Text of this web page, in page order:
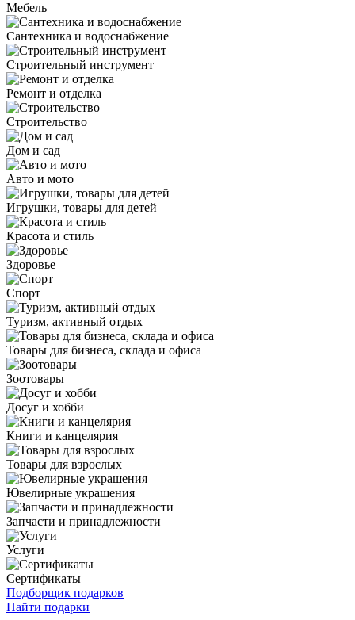
Мебель
Сантехника и водоснабжение
Строительный инструмент
Ремонт и отделка
Строительство
Дом и сад
Авто и мото
Игрушки, товары для детей
Красота и стиль
Здоровье
Спорт
Туризм, активный отдых
Товары для бизнеса, склада и офиса
Зоотовары
Досуг и хобби
Книги и канцелярия
Товары для взрослых
Ювелирные украшения
Запчасти и принадлежности
Услуги
Сертификаты
Подборщик подарков
Найти подарки